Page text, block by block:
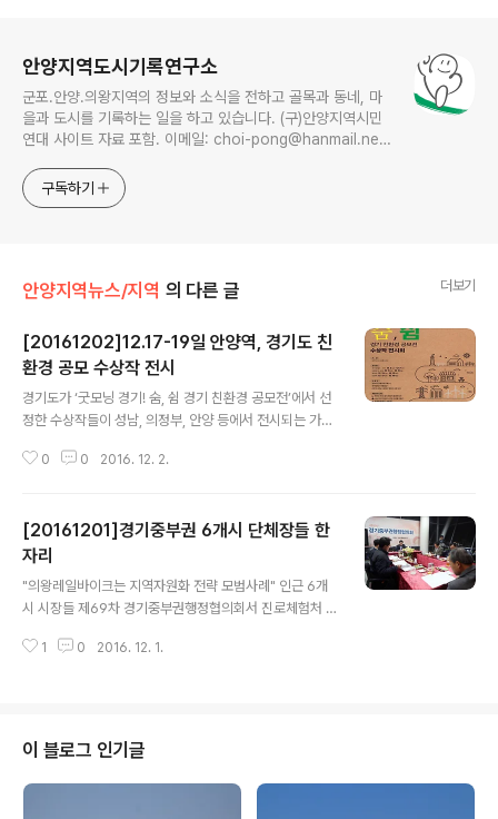
안양지역도시기록연구소
군포.안양.의왕지역의 정보와 소식을 전하고 골목과 동네, 마
을과 도시를 기록하는 일을 하고 있습니다. (구)안양지역시민
연대 사이트 자료 포함. 이메일: choi-pong@hanmail.net
구독하기
안양지역뉴스/지역 의 다른 글 더보기
[20161202]12.17-19일 안양역, 경기도 친
환경 공모 수상작 전시
경기도가 ‘굿모닝 경기! 숨, 쉼 경기 친환경 공모전’에서 선
정한 수상작들이 성남, 의정부, 안양 등에서 전시되는 가운
경기도가 지난 10월 12일부터 11월 20일까지 진행된 굿
등 모두 3개 부문에서 2142개 등 총 2974개의 작품이 출
품돼 2차례의 심사를 거친 결과 총 36점을 최종 선정했다.
UCC 부문 대상은 ‘자연은 다시 살 수 없습니다’를 발표한
인영주 씨에게 돌아갔다. 이 작품은 사람들이 환경오염의
심각성은 인지하고 있으나 실천하지 않는다는 메시지를 담
은 영상으로 생활 속 환경보전 활동의 필요성을 전하고 있
0 0 2016. 12. 2.
[20161201]경기중부권 6개시 단체장들 한
자리
"의왕레일바이크는 지역자원화 전략 모범사례" 인근 6개
시 시장들 제69차 경기중부권행정협의회서 진로체험처 공
이 모여 지역 행정 현안을 논의하고 협력방안을 모색하는
시장을 비롯해서 이필운 안양시장, 제종길 안산시장, 김윤
식 시흥시장, 김윤주 군포시장이 참가했다. 여섯 도시 시장
들은 이 자리에서 각 도시가 보유한 자유학기제 진로체험
1 0 2016. 12. 1.
이 블로그 인기글